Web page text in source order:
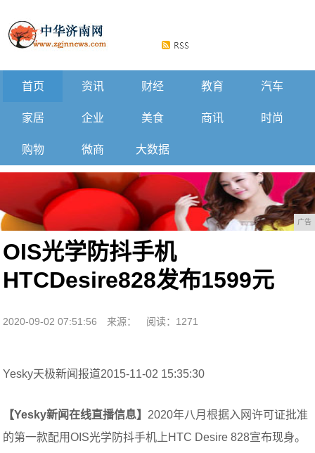
首页 资讯 财经 教育 汽车
家居 企业 美食 商讯 时尚
购物 微商 大数据
广告
OIS光学防抖手机
HTCDesire828发布1599元
2020-09-02 07:51:56 来源： 阅读：1271
Yesky天极新闻报道2015-11-02 15:35:30
【Yesky新闻在线直播信息】 2020年八月根据入网许可证批准
的第一款配用OIS光学防抖手机上HTC Desire 828宣布现身。